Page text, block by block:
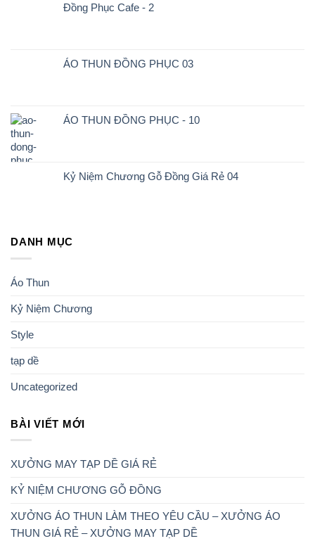
Đồng Phục Cafe - 2
ÁO THUN ĐỒNG PHỤC 03
ÁO THUN ĐỒNG PHỤC - 10
Kỷ Niệm Chương Gỗ Đồng Giá Rẻ 04
DANH MỤC
Áo Thun
Kỷ Niệm Chương
Style
tạp dề
Uncategorized
BÀI VIẾT MỚI
XƯỞNG MAY TẠP DỀ GIÁ RẺ
KỶ NIỆM CHƯƠNG GỖ ĐỒNG
XƯỞNG ÁO THUN LÀM THEO YÊU CẦU – XƯỞNG ÁO
THUN GIÁ RẺ – XƯỞNG MAY TẠP DỀ